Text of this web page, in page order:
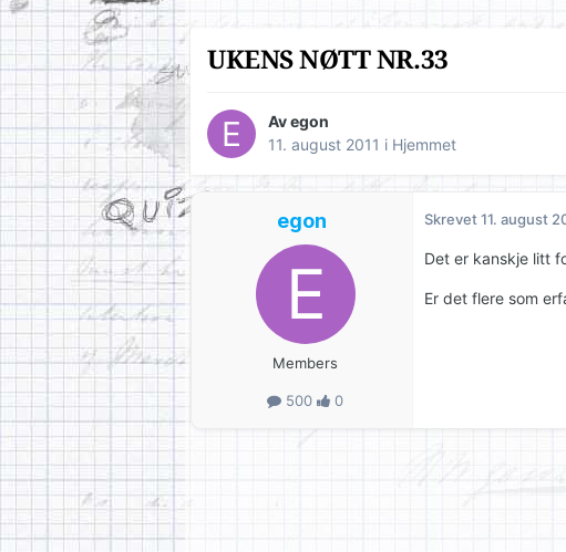
UKENS NØTT NR.33
Avegon
11. august 2011 i Hjemmet
egon
Members
500 0
Skrevet11. august
Det er kanskje litt
Er det flere som